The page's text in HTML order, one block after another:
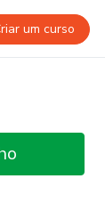
um curso